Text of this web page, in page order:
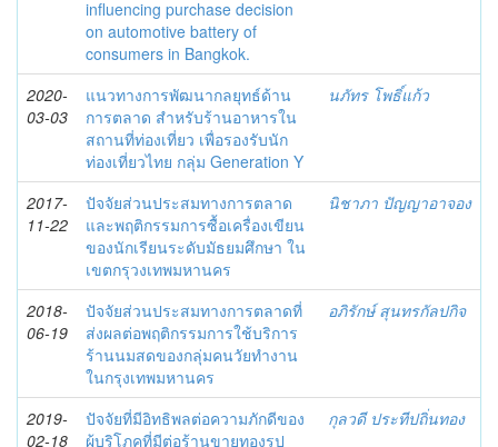
influencing purchase decision
on automotive battery of
consumers in Bangkok.
2020-
03-03
แนวทางการพัฒนากลยุทธ์ด้าน
การตลาด สำหรับร้านอาหารใน
สถานที่ท่องเที่ยว เพื่อรองรับนัก
ท่องเที่ยวไทย กลุ่ม Generation Y
นภัทร โพธิ์แก้ว
2017-
11-22
ปัจจัยส่วนประสมทางการตลาด
และพฤติกรรมการซื้อเครื่องเขียน
ของนักเรียนระดับมัธยมศึกษา ใน
เขตกรุวงเทพมหานคร
นิชาภา ปัญญาอาจอง
2018-
06-19
ปัจจัยส่วนประสมทางการตลาดที่
ส่งผลต่อพฤติกรรมการใช้บริการ
ร้านนมสดของกลุ่มคนวัยทำงาน
ในกรุงเทพมหานคร
อภิรักษ์ สุนทรกัลปกิจ
2019-
02-18
ปัจจัยที่มีอิทธิพลต่อความภักดีของ
ผู้บริโภคที่มีต่อร้านขายทองรูป
กุลวดี ประทีปถิ่นทอง